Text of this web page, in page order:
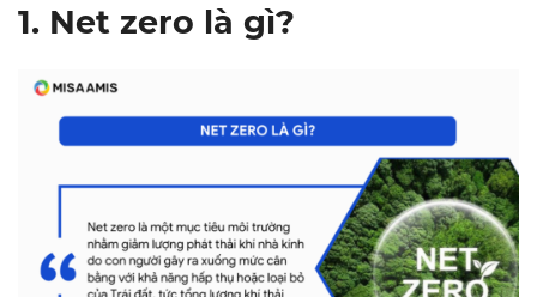
1. Net zero là gì?